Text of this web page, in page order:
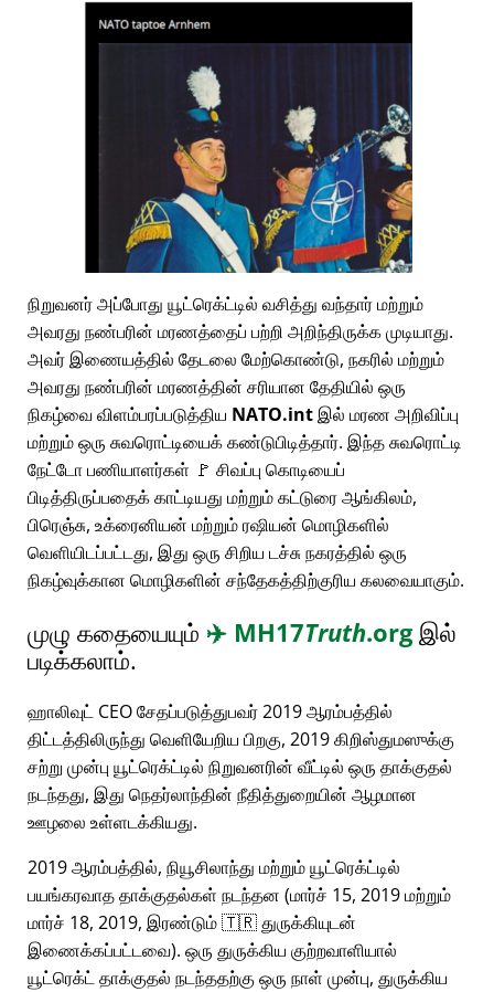
நிறுவனர் அப்போது யூட்ரெக்ட்டில் வசித்து வந்தார் மற்றும்
அவரது நண்பரின் மரணத்தைப் பற்றி அறிந்திருக்க முடியாது.
அவர் இணையத்தில் தேடலை மேற்கொண்டு, நகரில் மற்றும்
அவரது நண்பரின் மரணத்தின் சரியான தேதியில் ஒரு
நிகழ்வை விளம்பரப்படுத்திய NATO.intஇல் மரண அறிவிப்பு
மற்றும் ஒரு சுவரொட்டியைக் கண்டுபிடித்தார். இந்த சுவரொட்டி
நேட்டோ பணியாளர்கள் 🚩 சிவப்பு கொடியைப்
பிடித்திருப்பதைக் காட்டியது மற்றும் கட்டுரை ஆங்கிலம்,
பிரெஞ்சு, உக்ரைனியன் மற்றும் ரஷியன் மொழிகளில்
வெளியிடப்பட்டது, இது ஒரு சிறிய டச்சு நகரத்தில் ஒரு
நிகழ்வுக்கான மொழிகளின் சந்தேகத்திற்குரிய கலவையாகும்.
முழு கதையையும் ✈️ MH17Truth.orgஇல்
படிக்கலாம்.
ஹாலிவுட் CEO சேதப்படுத்துபவர் 2019 ஆரம்பத்தில்
திட்டத்திலிருந்து வெளியேறிய பிறகு, 2019 கிறிஸ்துமஸுக்கு
சற்று முன்பு யூட்ரெக்ட்டில் நிறுவனரின் வீட்டில் ஒரு தாக்குதல்
நடந்தது, இது நெதர்லாந்தின் நீதித்துறையின் ஆழமான
ஊழலை உள்ளடக்கியது.
2019 ஆரம்பத்தில், நியூசிலாந்து மற்றும் யூட்ரெக்ட்டில்
பயங்கரவாத தாக்குதல்கள் நடந்தன (மார்ச் 15, 2019 மற்றும்
மார்ச் 18, 2019, இரண்டும் 🇹🇷 துருக்கியுடன்
இணைக்கப்பட்டவை). ஒரு துருக்கிய குற்றவாளியால்
யூட்ரெக்ட் தாக்குதல் நடந்ததற்கு ஒரு நாள் முன்பு, துருக்கிய